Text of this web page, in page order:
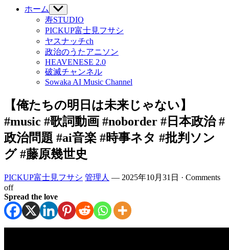
ホーム
Show
sub
menu
寿STUDIO
PICKUP富士見フサシ
ヤスナッチch
政治のうたアニソン
HEAVENESE 2.0
破滅チャンネル
Sowaka AI Music Channel
【俺たちの明日は未来じゃない】
#music #歌詞動画 #noborder #日本政治 #
政治問題 #ai音楽 #時事ネタ #批判ソン
グ #藤原幾世史
PICKUP富士見フサシ 管理人 — 2025年10月31日 · Comments
off
Spread the love